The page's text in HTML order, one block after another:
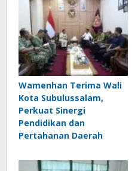
Wamenhan Terima Wali
Kota Subulussalam,
Perkuat Sinergi
Pendidikan dan
Pertahanan Daerah